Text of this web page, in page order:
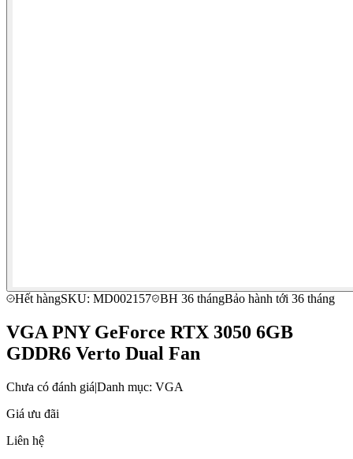
Hết hàngSKU: MD002157 BH 36 thángBảo hành tới 36 tháng
VGA PNY GeForce RTX 3050 6GB
GDDR6 Verto Dual Fan
Chưa có đánh giá|Danh mục: VGA
Giá ưu đãi
Liên hệ